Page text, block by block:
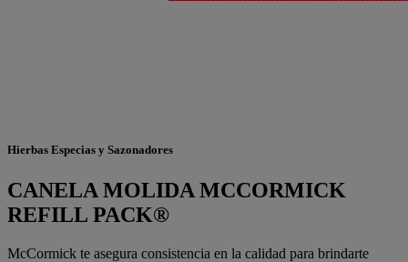
Hierbas Especias y Sazonadores
CANELA MOLIDA MCCORMICK
REFILL PACK®
McCormick te asegura consistencia en la calidad para brindarte